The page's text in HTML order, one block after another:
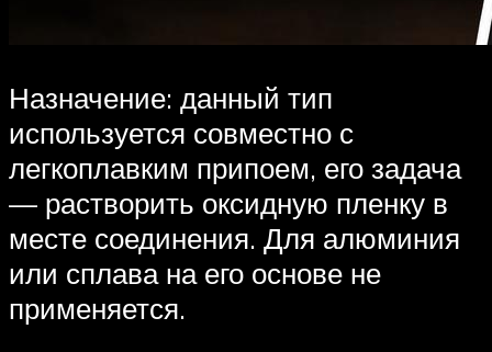
Назначение: данный тип
используется совместно с
легкоплавким припоем, его задача
— растворить оксидную пленку в
месте соединения. Для алюминия
или сплава на его основе не
применяется.